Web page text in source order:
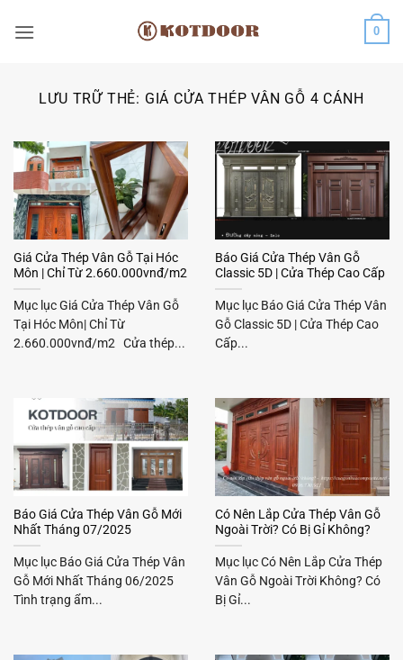
qua
0
LƯU TRỮ THẺ: GIÁ CỬA THÉP VÂN GỖ 4 CÁNH
Giá Cửa Thép Vân Gỗ Tại Hóc
Môn | Chỉ Từ 2.660.000vnđ/m2
Mục lục Giá Cửa Thép Vân Gỗ
Tại Hóc Môn| Chỉ Từ
2.660.000vnđ/m2 Cửa thép...
Báo Giá Cửa Thép Vân Gỗ
Classic 5D | Cửa Thép Cao Cấp
Mục lục Báo Giá Cửa Thép Vân
Gỗ Classic 5D | Cửa Thép Cao
Cấp...
Báo Giá Cửa Thép Vân Gỗ Mới
Nhất Tháng 07/2025
Mục lục Báo Giá Cửa Thép Vân
Gỗ Mới Nhất Tháng 06/2025
Tình trạng ẩm...
Có Nên Lắp Cửa Thép Vân Gỗ
Ngoài Trời? Có Bị Gỉ Không?
Mục lục Có Nên Lắp Cửa Thép
Vân Gỗ Ngoài Trời Không? Có
Bị Gỉ...